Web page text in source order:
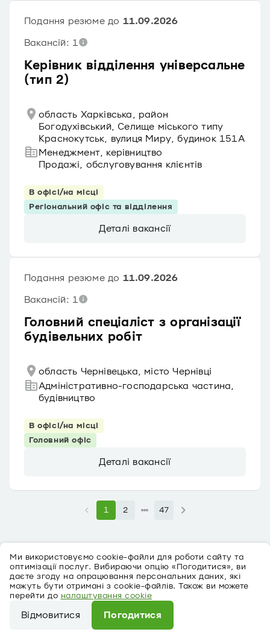
Ми використовуємо cookie-файли для роботи сайту та
оптимізації послуг. Вибираючи опцію «Погодитися», ви
даєте згоду на опрацювання персональних даних, які
можуть бути отримані з cookie-файлів. Також ви можете
перейти до налаштування cookie
Відмовитися
Погодитися
Керівник відділення універсальне
(тип 2)
Подання резюме до 11.09.2026
Вакансій: 1
область Харківська, район
Богодухівський, Селище міського типу
Краснокутськ, вулиця Миру, будинок 151А
Менеджмент, керівництво
Продажі, обслуговування клієнтів
В офісі/на місці
Регіональний офіс та відділення
Деталі вакансії
Головний спеціаліст з організації
будівельних робіт
Подання резюме до 11.09.2026
Вакансій: 1
область Чернівецька, місто Чернівці
Адміністративно-господарська частина,
будівництво
В офісі/на місці
Головний офіс
Деталі вакансії
1 2 47
2026 ПриватБанк Ліцензія № 22 від 05.10.2011